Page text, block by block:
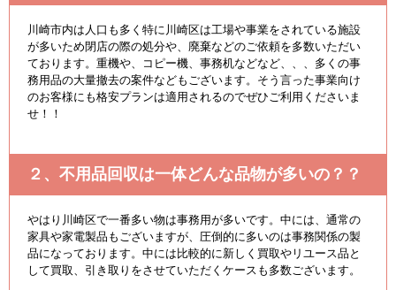
川崎市内は人口も多く特に川崎区は工場や事業をされている施設
が多いため閉店の際の処分や、廃棄などのご依頼を多数いただい
ております。重機や、コピー機、事務机などなど、、、多くの事
務用品の大量撤去の案件などもございます。そう言った事業向け
のお客様にも格安プランは適用されるのでぜひご利用くださいま
せ！！
２、不用品回収は一体どんな品物が多いの？？
やはり川崎区で一番多い物は事務用が多いです。中には、通常の
家具や家電製品もございますが、圧倒的に多いのは事務関係の製
品になっております。中には比較的に新しく買取やリユース品と
して買取、引き取りをさせていただくケースも多数ございます。